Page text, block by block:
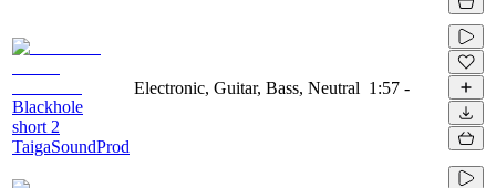
Blackhole
short 2
TaigaSoundProd
Electronic, Guitar, Bass, Neutral 1:57 -